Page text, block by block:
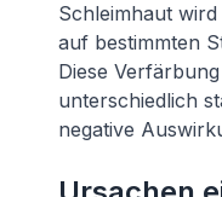
Schleimhaut
auf bestimmten
Diese
unterschiedlich
negative